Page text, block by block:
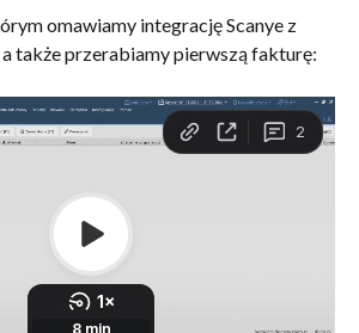
omawiamy integrację Scanye z
także przerabiamy pierwszą fakturę: